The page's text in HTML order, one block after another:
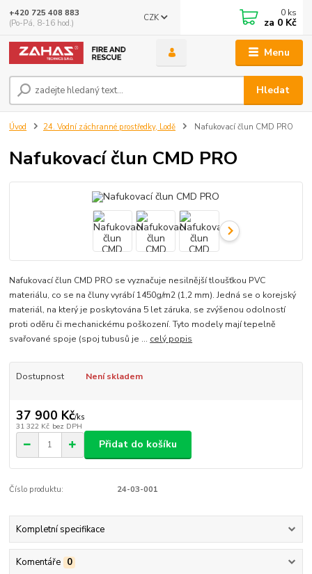
Menu
CZK
Hledat
+420 725 408 883
(Po-Pá, 8-16 hod.)
0 ks
za 0 Kč
Úvod 24. Vodní záchranné prostředky, Lodě Nafukovací člun CMD PRO
Nafukovací člun CMD PRO
Nafukovací člun CMD PRO se vyznačuje nesilnější tloušťkou PVC
materiálu, co se na čluny vyrábí 1450g/m2 (1,2 mm). Jedná se o korejský
materiál, na který je poskytována 5 let záruka, se zvýšenou odolností
proti oděru či mechanickému poškození. Tyto modely mají tepelně
svařované spoje (spoj tubusů je ... celý popis
Dostupnost Není skladem
37 900 Kč/ks
31 322 Kč bez DPH
Přidat do košíku
Číslo produktu: 24-03-001
Kompletní specifikace
Komentáře 0